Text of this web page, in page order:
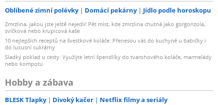
Oblíbené zimní polévky Domácí pekárny Jídlo podle horoskopu
Zmrzlina, jakou jste ještě nejedli! Pět míst, kde zmrzlina chutná jako gorgonzola,
svíčková nebo krupicová kaše
10 nejlepších receptů na švestkové koláče: Přenesou vás do kuchyně u babičky i
do luxusní cukrárny
Sladký poklad u cesty: Využijte letní špendlíky do tvarohového koláče, marmelády
nebo kompotu
Hobby a zábava
BLESK Tlapky Divoký kačer Netflix filmy a seriály